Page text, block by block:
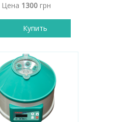
Цена 1300грн
Купить